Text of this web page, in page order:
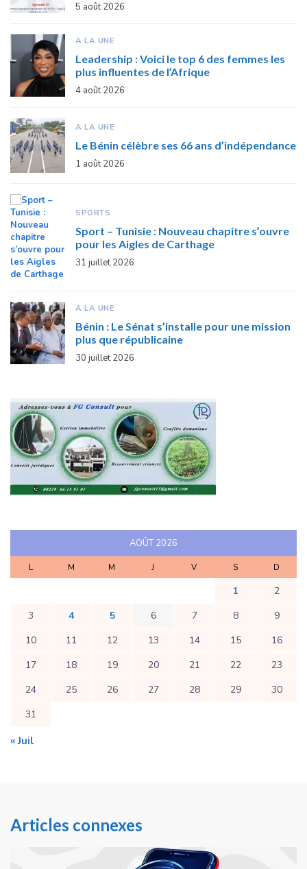
5 août 2026
A LA UNE
Leadership : Voici le top 6 des femmes les
plus influentes de l’Afrique
4 août 2026
A LA UNE
Le Bénin célèbre ses 66 ans d’indépendance
1 août 2026
SPORTS
Sport – Tunisie : Nouveau chapitre s’ouvre
pour les Aigles de Carthage
31 juillet 2026
A LA UNE
Bénin : Le Sénat s’installe pour une mission
plus que républicaine
30 juillet 2026
AOÛT 2026
L M M J V S D
1
2
3
4 5 6 7 8
9
10
11 12 13 14 15
16
17
18 19 20 21 22
23
24
25 26 27 28 29
30
31
« Juil
Articles connexes